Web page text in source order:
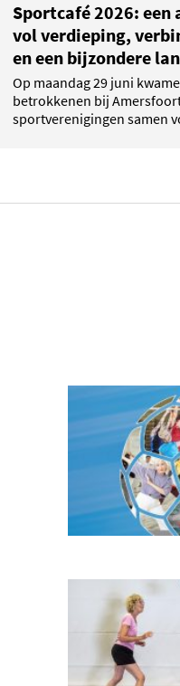
Sportcafé 2026: een
vol verdieping,
en een bijzondere
Op maandag 29 juni
betrokkenen bij
sportverenigingen samen